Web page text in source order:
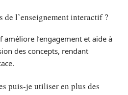
de l’enseignement interactif ?
améliore l’engagement et aide à
des concepts, rendant
puis-je utiliser en plus des